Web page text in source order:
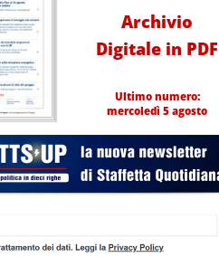
Archivio
Digitale in PDF
Ultimo numero:
mercoledì 5 agosto